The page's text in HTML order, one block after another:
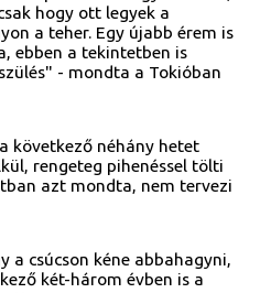
hogy ott legyek a
a teher. Egy újabb érem is
ebben a tekintetben is
- mondta a Tokióban
következő néhány hetet
rengeteg pihenéssel tölti
azt mondta, nem tervezi
a csúcson kéne abbahagyni,
két-három évben is a